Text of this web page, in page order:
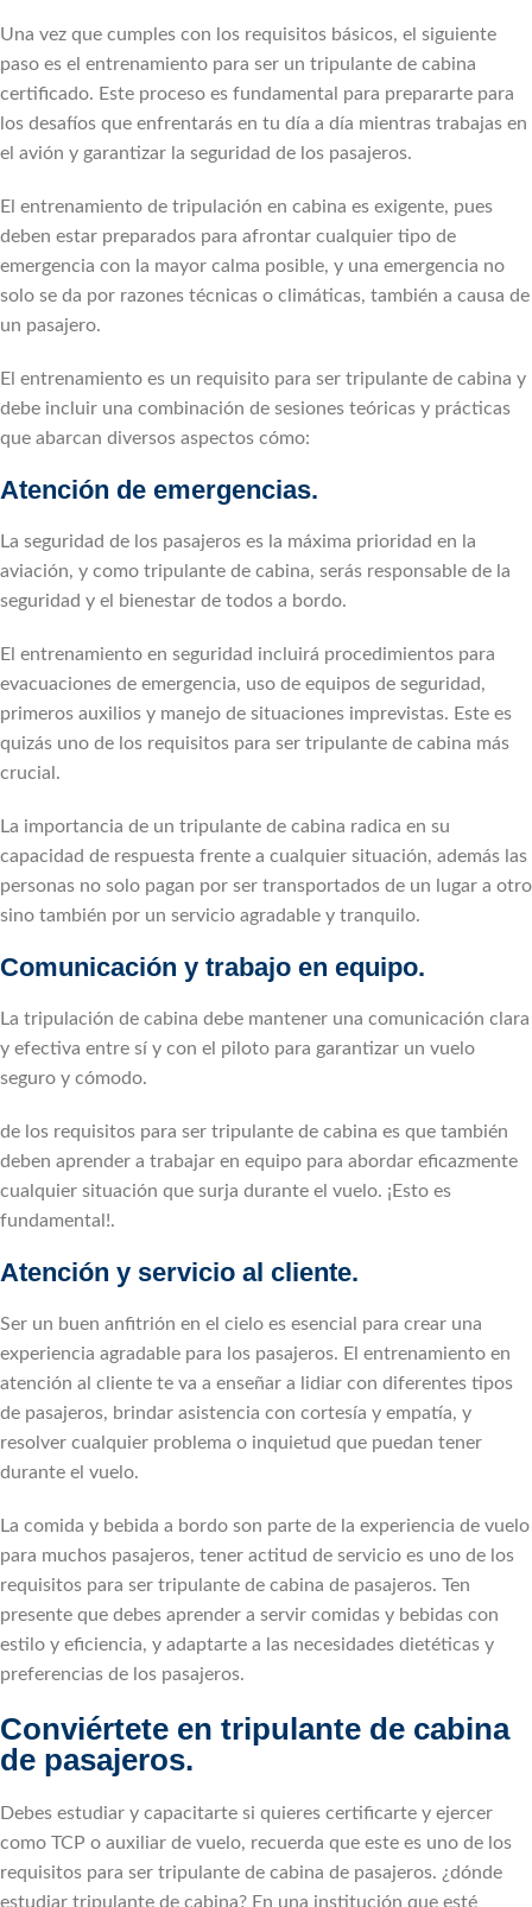
Una vez que cumples con los requisitos básicos, el siguiente
paso es el entrenamiento para ser un tripulante de cabina
certificado. Este proceso es fundamental para prepararte para
los desafíos que enfrentarás en tu día a día mientras trabajas en
el avión y garantizar la seguridad de los pasajeros.
El entrenamiento de tripulación en cabina es exigente, pues
deben estar preparados para afrontar cualquier tipo de
emergencia con la mayor calma posible, y una emergencia no
solo se da por razones técnicas o climáticas, también a causa de
un pasajero.
El entrenamiento es un requisito para ser tripulante de cabina y
debe incluir una combinación de sesiones teóricas y prácticas
que abarcan diversos aspectos cómo:
Atención de emergencias.
La seguridad de los pasajeros es la máxima prioridad en la
aviación, y como tripulante de cabina, serás responsable de la
seguridad y el bienestar de todos a bordo.
El entrenamiento en seguridad incluirá procedimientos para
evacuaciones de emergencia, uso de equipos de seguridad,
primeros auxilios y manejo de situaciones imprevistas. Este es
quizás uno de los requisitos para ser tripulante de cabina más
crucial.
La importancia de un tripulante de cabina radica en su
capacidad de respuesta frente a cualquier situación, además las
personas no solo pagan por ser transportados de un lugar a otro
sino también por un servicio agradable y tranquilo.
Comunicación y trabajo en equipo.
La tripulación de cabina debe mantener una comunicación clara
y efectiva entre sí y con el piloto para garantizar un vuelo
seguro y cómodo.
de los requisitos para ser tripulante de cabina es que también
deben aprender a trabajar en equipo para abordar eficazmente
cualquier situación que surja durante el vuelo. ¡Esto es
fundamental!.
Atención y servicio al cliente.
Ser un buen anfitrión en el cielo es esencial para crear una
experiencia agradable para los pasajeros. El entrenamiento en
atención al cliente te va a enseñar a lidiar con diferentes tipos
de pasajeros, brindar asistencia con cortesía y empatía, y
resolver cualquier problema o inquietud que puedan tener
durante el vuelo.
La comida y bebida a bordo son parte de la experiencia de vuelo
para muchos pasajeros, tener actitud de servicio es uno de los
requisitos para ser tripulante de cabina de pasajeros. Ten
presente que debes aprender a servir comidas y bebidas con
estilo y eficiencia, y adaptarte a las necesidades dietéticas y
preferencias de los pasajeros.
Conviértete en tripulante de cabina
de pasajeros.
Debes estudiar y capacitarte si quieres certificarte y ejercer
como TCP o auxiliar de vuelo, recuerda que este es uno de los
requisitos para ser tripulante de cabina de pasajeros. ¿dónde
estudiar tripulante de cabina? En una institución que esté